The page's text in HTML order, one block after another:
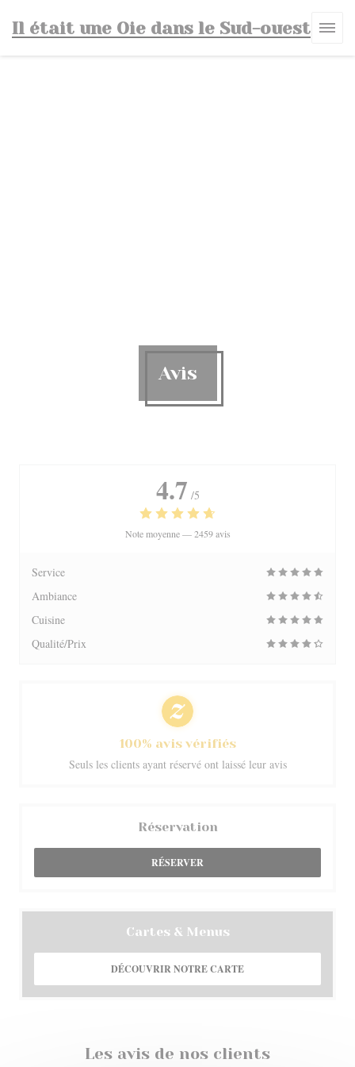
Il était une Oie dans le Sud-ouest
Avis
Les avis de nos clients
4.7 /5
Note moyenne —2459 avis
Service
Ambiance
Cuisine
Qualité/Prix
100% avis vérifiés
Seuls les clients ayant réservé ont laissé leur avis
Réservation
RÉSERVER
Cartes & Menus
DÉCOUVRIR NOTRE CARTE